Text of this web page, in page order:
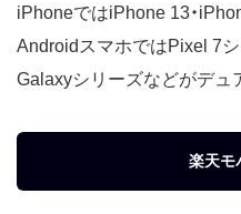
iPhoneではiPhone 13・
AndroidスマホではPixel 7
Galaxyシリーズなどがデュ
楽天モ